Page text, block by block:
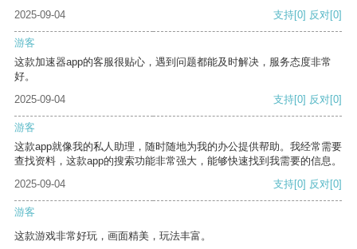
2025-09-04 支持[0] 反对[0]
游客
这款加速器app的客服很贴心，遇到问题都能及时解决，服务态度非常
好。
2025-09-04
支持[0] 反对[0]
游客
这款app就像我的私人助理，随时随地为我的办公提供帮助。我经常需要
查找资料，这款app的搜索功能非常强大，能够快速找到我需要的信息。
2025-09-04
支持[0] 反对[0]
游客
这款游戏非常好玩，画面精美，玩法丰富。